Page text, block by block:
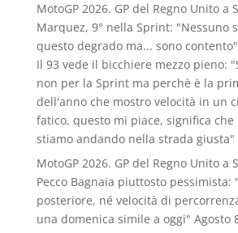
MotoGP 2026. GP del Regno Unito a
Marquez, 9° nella Sprint: "Nessuno
questo degrado ma... sono contento"
Il 93 vede il bicchiere mezzo pieno:
non per la Sprint ma perchè è la
dell'anno che mostro velocità in un
fatico, questo mi piace, significa
stiamo andando nella strada giusta"
MotoGP 2026. GP del Regno Unito a
Pecco Bagnaia piuttosto pessimista:
posteriore, né velocità di
una domenica simile a oggi" Agosto